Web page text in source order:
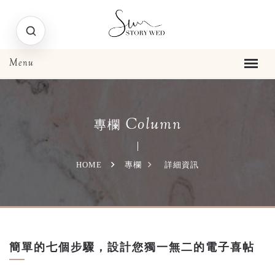
專欄 Column
HOME 專欄 詳細資訊
簡單的七個步驟，設計您獨一無二的電子喜帖